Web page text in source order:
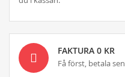
FAKTURA 0 KR
Få först, betala sen